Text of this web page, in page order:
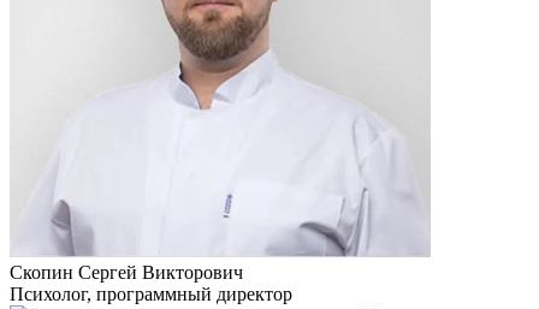
Скопин Сергей Викторович
Психолог, программный директор